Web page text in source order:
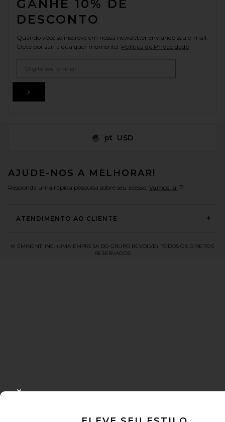
GANHE 10% DE
DESCONTO
Quando você se inscreve em nossa newsletter enviando seu e-mail.
Opte por sair a qualquer momento. Política de Privacidade
Change Country Regions
pt USD
AJUDE-NOS A MELHORAR!
Responda uma rápida pesquisa sobre seu acesso. Vamos lá!
ATENDIMENTO AO CLIENTE
© EMINENT, INC. (UMA EMPRESA DO GRUPO REVOLVE). TODOS OS DIREITOS
RESERVADOS